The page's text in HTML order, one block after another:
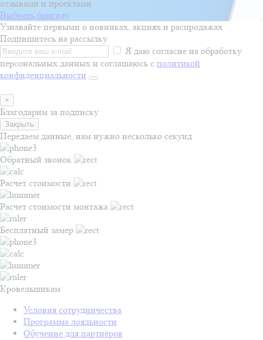
отзывами и проектами
Выбрать бригаду
Узнавайте первыми о новинках, акциях и распродажах
Подпишитесь на рассылку
Я даю согласие на обработку
персональных данных и соглашаюсь с политикой
конфиденциальности
×
Благодарим за подписку
Закрыть
Передаем данные, нам нужно несколько секунд
Обратный звонок
Расчет стоимости
Расчет стоимости монтажа
Бесплатный замер
Кровельщикам
Условия сотрудничества
Программа лояльности
Обучение для партнёров